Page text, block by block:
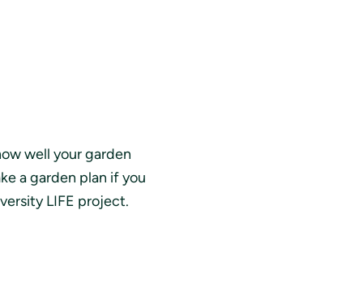
well your garden
a garden plan if you
LIFE project.